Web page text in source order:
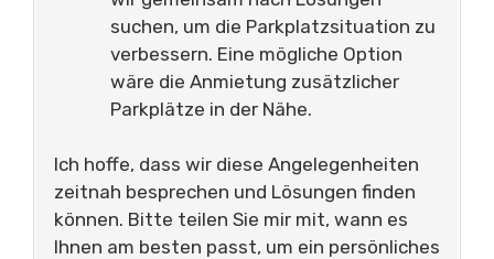
suchen, um die Parkplatzsituation zu
verbessern. Eine mögliche Option
wäre die Anmietung zusätzlicher
Parkplätze in der Nähe.
Ich hoffe, dass wir diese Angelegenheiten
zeitnah besprechen und Lösungen finden
können. Bitte teilen Sie mir mit, wann es
Ihnen am besten passt, um ein persönliches